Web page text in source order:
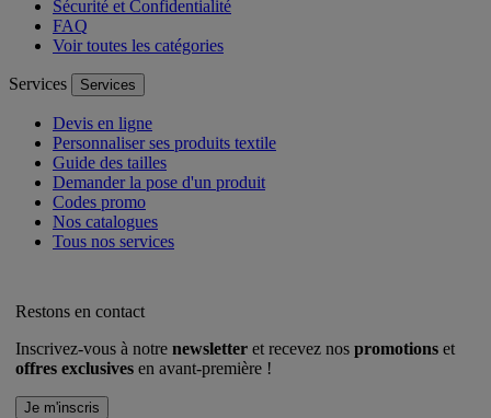
Sécurité et Confidentialité
FAQ
Voir toutes les catégories
Services Services
Devis en ligne
Personnaliser ses produits textile
Guide des tailles
Demander la pose d'un produit
Codes promo
Nos catalogues
Tous nos services
Restons en contact
Inscrivez-vous à notre newsletter et recevez nos promotions et
offres exclusives en avant-première !